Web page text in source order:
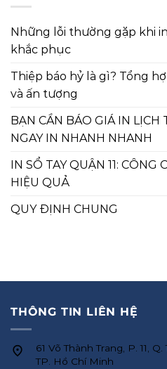
Những lỗi thường gặp khi
khắc phục
Thiệp báo hỷ là gì? Tổng
và ấn tượng
BẠN CẦN BÁO GIÁ IN LỊCH
NGAY IN NHANH NHANH
IN SỔ TAY QUẬN 11: CÔNG
HIỆU QUẢ
QUY ĐỊNH CHUNG
THÔNG TIN LIÊN HỆ
61 Võ Thành Trang, P. 11, Q.
TP. Hồ Chí Minh